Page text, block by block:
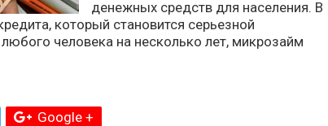
денежных средств для населения. В
который становится серьезной
человека на несколько лет, микрозайм
Google +